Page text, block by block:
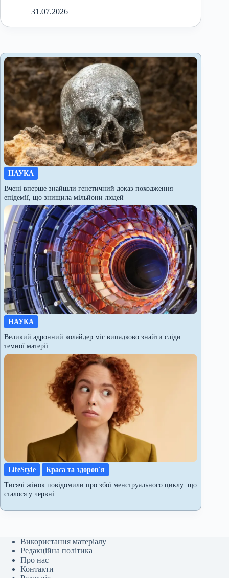
31.07.2026
НАУКА
Вчені вперше знайшли генетичний доказ походження
епідемії, що знищила мільйони людей
НАУКА
Великий адронний колайдер міг випадково знайти сліди
темної матерії
LifeStyle
Краса та здоров'я
Тисячі жінок повідомили про збої менструального циклу: що
сталося у червні
Використання матеріалу
Редакційна політика
Про нас
Контакти